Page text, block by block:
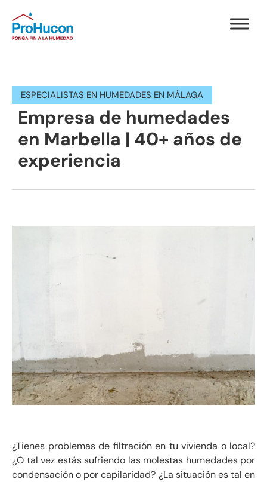
ESPECIALISTAS EN HUMEDADES EN MÁLAGA
Empresa de humedades
en Marbella | 40+ años de
experiencia
¿Tienes problemas de filtración en tu vivienda o local?
¿O tal vez estás sufriendo las molestas humedades por
condensación o por capilaridad? ¿La situación es tal en